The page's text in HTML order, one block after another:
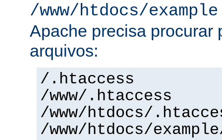
/www/htdocs/example
Apache precisa procurar
arquivos:
/.htaccess
/www/.htaccess
/www/htdocs/
/www/htdocs/